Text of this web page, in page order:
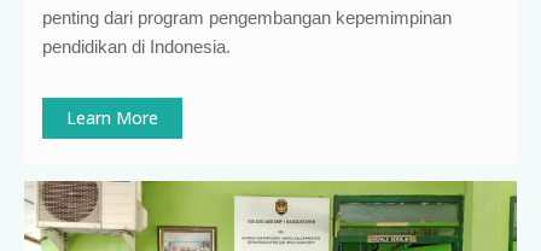
penting dari program pengembangan kepemimpinan
pendidikan di Indonesia.
Learn More